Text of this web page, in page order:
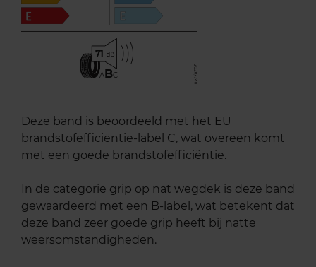
71
ABC
Deze band is beoordeeld met het EU
brandstofefficiëntie-label C, wat overeen komt
met een goede brandstofefficiëntie.
In de categorie grip op nat wegdek is deze band
gewaardeerd met een B-label, wat betekent dat
deze band zeer goede grip heeft bij natte
weersomstandigheden.